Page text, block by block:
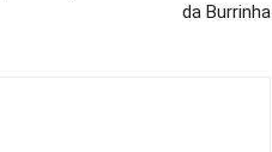
da Burrinha